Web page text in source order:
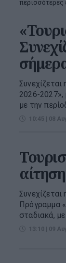
περισσότερες
2026-2027»,
με την
10:45 | 08
Πρόγραμμα
σταδιακά,
13:10 | 09